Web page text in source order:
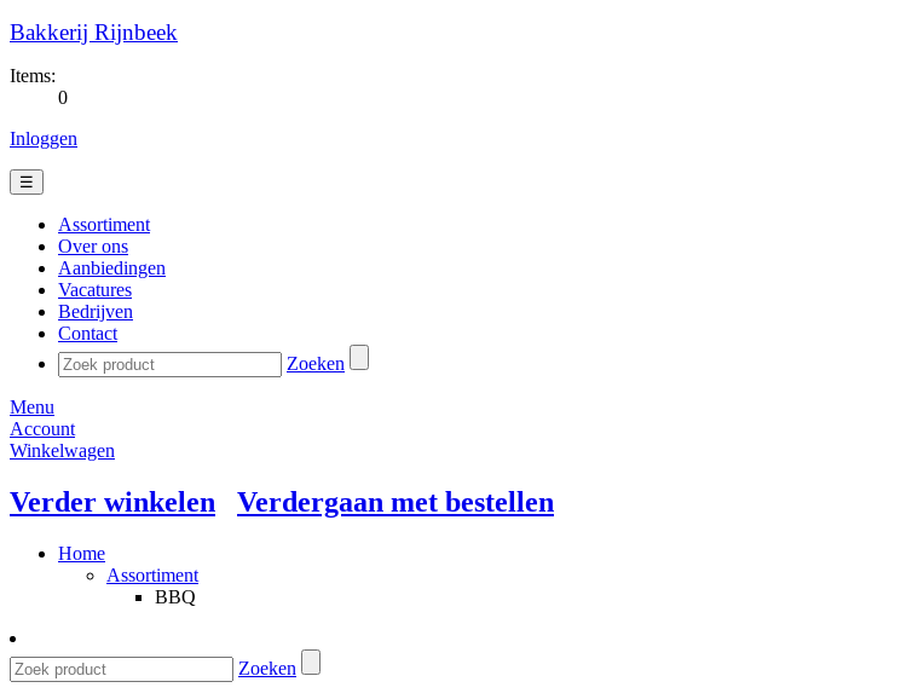
Bakkerij Rijnbeek
Items:
0
Inloggen
☰
Assortiment
Over ons
Aanbiedingen
Vacatures
Bedrijven
Contact
Zoeken
Menu
Account
Winkelwagen
Verder winkelen Verdergaan met bestellen
Home
Assortiment
BBQ
Zoeken